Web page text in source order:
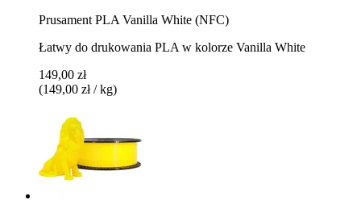
Prusament PLA Vanilla White (NFC)
Łatwy do drukowania PLA w kolorze Vanilla White
149,00 zł
(149,00 zł / kg)